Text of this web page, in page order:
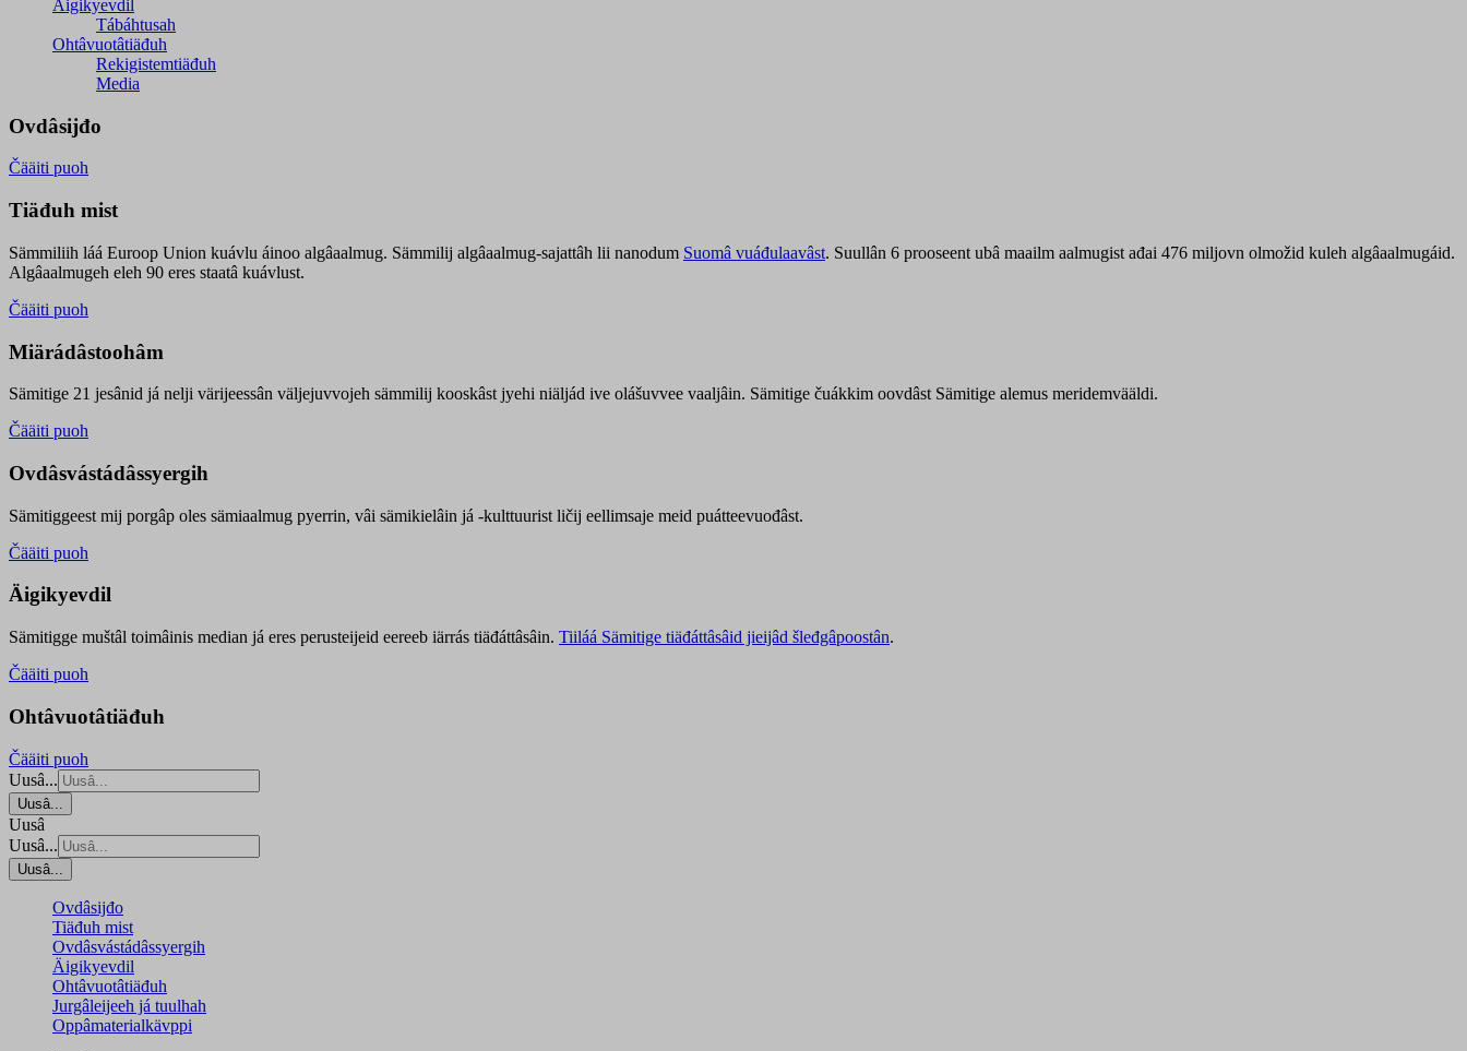
Äigikyevdil
Tábáhtusah
Ohtâvuotâtiäđuh
Rekigistemtiäđuh
Media
Ovdâsijđo
Čääiti puoh
Tiäđuh mist
Sämmiliih láá Euroop Union kuávlu áinoo algâaalmug. Sämmilij algâaalmug-sajattâh lii nanodum Suomâ vuáđulaavâst. Suullân 6 prooseent ubâ maailm aalmugist ađai 476 miljovn olmožid kuleh algâaalmugáid.
Algâaalmugeh eleh 90 eres staatâ kuávlust.
Čääiti puoh
Miärádâstoohâm
Sämitige 21 jesânid já nelji värijeessân väljejuvvojeh sämmilij kooskâst jyehi niäljád ive olášuvvee vaaljâin. Sämitige čuákkim oovdâst Sämitige alemus meridemvääldi.
Čääiti puoh
Ovdâsvástádâssyergih
Sämitiggeest mij porgâp oles sämiaalmug pyerrin, vâi sämikielâin já -kulttuurist ličij eellimsaje meid puátteevuođâst.
Čääiti puoh
Äigikyevdil
Sämitigge muštâl toimâinis median já eres perusteijeid eereeb iärrás tiäđáttâsâin. Tiiláá Sämitige tiäđáttâsâid jieijâd šleđgâpoostân.
Čääiti puoh
Ohtâvuotâtiäđuh
Čääiti puoh
Uusâ...
Uusâ...
Uusâ
Uusâ...
Uusâ...
Ovdâsijđo
Tiäđuh mist
Ovdâsvástádâssyergih
Äigikyevdil
Ohtâvuotâtiäđuh
Jurgâleijeeh já tuulhah
Oppâmaterialkävppi